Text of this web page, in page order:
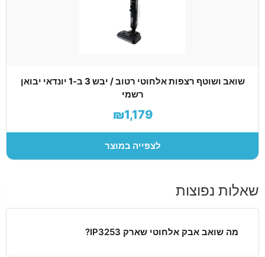
שואב ושוטף רצפות אלחוטי רטוב / יבש 3 ב-1 יונדאי יבואן
רשמי
₪1,179
לצפייה במוצר
שאלות נפוצות
מה שואב אבק אלחוטי שארק IP3253?